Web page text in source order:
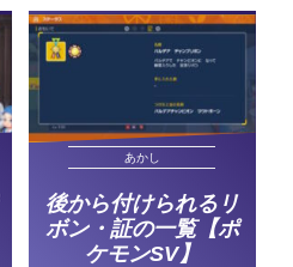
あかし
後から付けられるリ
ボン・証の一覧【ポ
ケモンSV】